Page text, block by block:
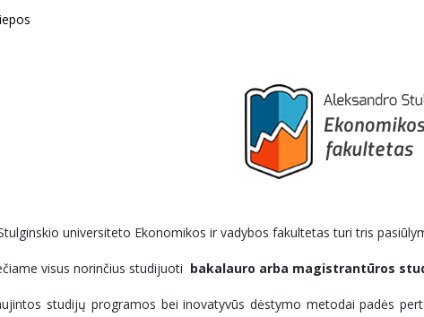
universiteto Ekonomikos ir vadybos fakultetas turi tris
visus norinčius studijuoti bakalauro arba magistrantūros
studijų programos bei inovatyvūs dėstymo metodai padės